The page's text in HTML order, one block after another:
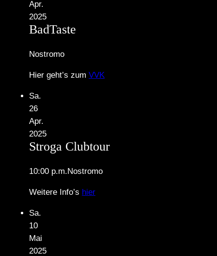
Apr.
2025
BadTaste
Nostromo
Hier geht’s zum VVK
Sa.
26
Apr.
2025
Stroga Clubtour
10:00 p.m.Nostromo
Weitere Info’s hier
Sa.
10
Mai
2025